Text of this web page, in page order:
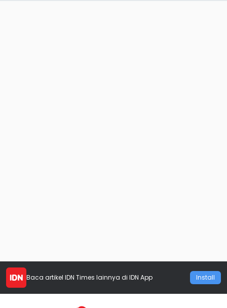
Baca artikel IDN Times lainnya di IDN App Install